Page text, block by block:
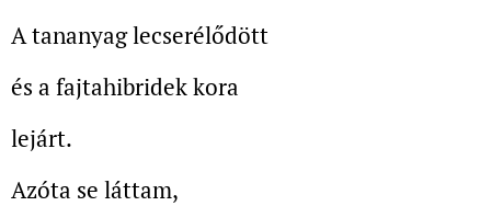
A tananyag lecserélődött
és a fajtahibridek kora
lejárt.
Azóta se láttam,